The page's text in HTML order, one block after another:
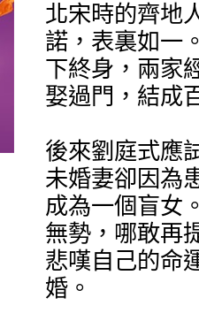
北宋時的齊地
諾，表裏如一
下終身，兩家
娶過門，結成
後來劉庭式應
未婚妻卻因為
成為一個盲女
無勢，哪敢再
悲嘆自己的命
婚。